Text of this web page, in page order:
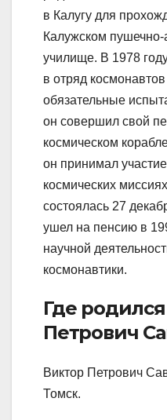
в Калугу для
Калужском
училище. В 1978
в отряд
обязательные
он совершил свой
космическом
он принимал
космических
состоялась 27
ушел на пенсию в
научной
космонавтики.
Где
Петрович
Виктор Петрович
Томск.